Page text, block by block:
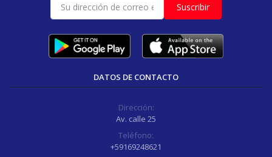
Suscribir
DATOS DE CONTACTO
Dirección:
Av. calle 25
Teléfono:
+59169248621